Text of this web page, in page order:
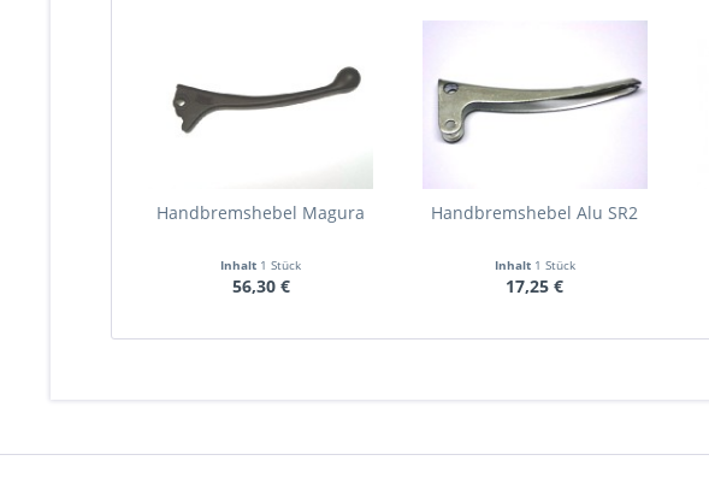
Handbremshebel Magura
Inhalt 1 Stück
56,30 €
Handbremshebel Alu SR2
Inhalt 1 Stück
17,25 €